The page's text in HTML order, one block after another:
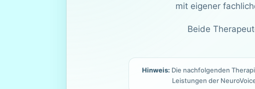
mit eigener
Beide
Hinweis: Die nachfolgenden
Leistungen der